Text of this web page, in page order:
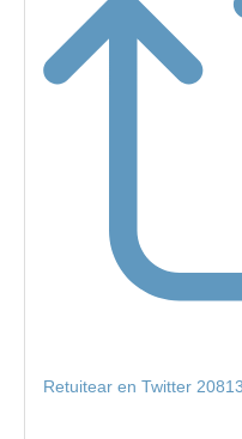
Retuitear en Twitter